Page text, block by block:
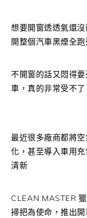
想要開窗透透氣還
開整個汽車黑煙全
不開窗的話又悶得
車，真的非常受不了
最近很多廠商都將
化，甚至導入車用
清新
CLEAN MASTER
掃把為使命，推出